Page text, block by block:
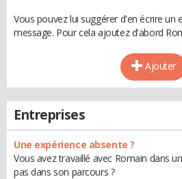
Vous pouvez lui suggérer d'en écrire un
message. Pour cela ajoutez d'abord
Ajouter
Entreprises
Une expérience absente ?
Vous avez travaillé avec Romain dans
pas dans son parcours ?